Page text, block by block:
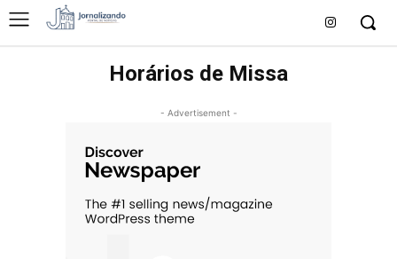
Horários de Missa
- Advertisement -